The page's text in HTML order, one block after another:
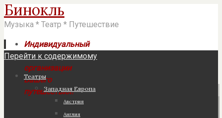
Бинокль
Музыка * Театр * Путешествие
Индивидуальный
подход к
организации
Вашего
путешествия!
Перейти к содержимому
Театры
Западная Европа
Австрия
Англия